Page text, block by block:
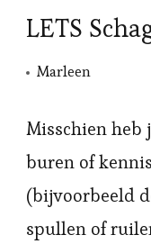
LETS
Marleen
Misschien heb
buren of
(bijvoorbeeld
spullen of